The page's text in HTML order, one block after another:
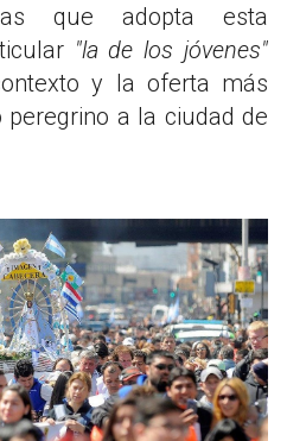
que adopta esta
"la de los jóvenes"
y la oferta más
a la ciudad de